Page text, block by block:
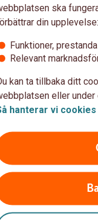
från
för befintliga och
kopplat till
ska
din upplevelse:
Funktioner,
Relevant
kan ta tillbaka ditt
eller under
hanterar vi cookies